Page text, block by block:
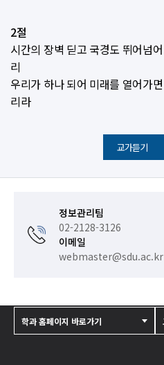
2절
시간의 장벽 딛고 국경도 뛰어넘
리
우리가 하나 되어 미래를 열어가
리라
교가듣기
정보관리팀
02-2128-3126
이메일
webmaster@sdu.ac.kr
학과 홈페이지 바로가기